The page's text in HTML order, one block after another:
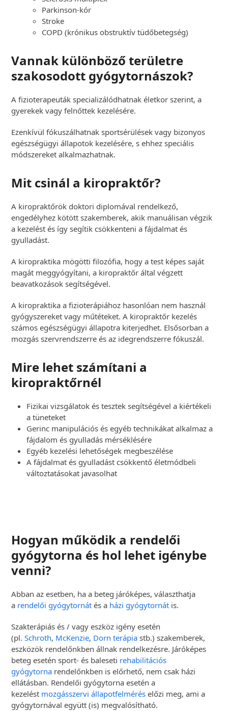
Parkinson-kór
Stroke
COPD (krónikus obstruktív tüdőbetegség)
Vannak különböző területre
szakosodott gyógytornászok?
A fizioterapeuták specializálódhatnak életkor szerint, a
gyerekek vagy felnőttek kezelésére.
Ezenkívül fókuszálhatnak sportsérülések vagy bizonyos
egészségügyi állapotok kezelésére, s ehhez speciális
módszereket alkalmazhatnak.
Mit csinál a kiropraktőr?
A kiropraktőrök doktori diplomával rendelkező,
engedélyhez kötött szakemberek, akik manuálisan végzik
a kezelést és így segítik csökkenteni a fájdalmat és
gyulladást.
A kiropraktika mögötti filozófia, hogy a test képes saját
magát meggyógyítani, a kiropraktőr által végzett
beavatkozások segítségével.
A kiropraktika a fizioterápiához hasonlóan nem használ
gyógyszereket vagy műtéteket. A kiropraktőr kezelés
számos egészségügyi állapotra kiterjedhet. Elsősorban a
mozgás szervrendszerre és az idegrendszerre fókuszál.
Mire lehet számítani a
kiropraktőrnél
Fizikai vizsgálatok és tesztek segítségével a kiértékeli
a tüneteket
Gerinc manipulációs és egyéb technikákat alkalmaz a
fájdalom és gyulladás mérséklésére
Egyéb kezelési lehetőségek megbeszélése
A fájdalmat és gyulladást csökkentő életmódbeli
változtatásokat javasolhat
Hogyan működik a rendelői
gyógytorna és hol lehet igénybe
venni?
Abban az esetben, ha a beteg járóképes, választhatja
a rendelői gyógytornát és a házi gyógytornát is.
Szakterápiás és / vagy eszköz igény esetén
(pl.Schroth, McKenzie, Dorn terápia stb.) szakemberek,
eszközök rendelőnkben állnak rendelkezésre. Járóképes
beteg esetén sport- és baleseti rehabilitációs
gyógytorna rendelőnkben is előrhető, nem csak házi
ellátásban. Rendelői gyógytorna esetén a
kezelést mozgásszervi állapotfelmérés előzi meg, ami a
gyógytornával együtt (is) megvalósítható.